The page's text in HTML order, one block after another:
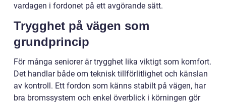
vardagen i fordonet på ett avgörande sätt.
Trygghet på vägen som
grundprincip
För många seniorer är trygghet lika viktigt som komfort.
Det handlar både om teknisk tillförlitlighet och känslan
av kontroll. Ett fordon som känns stabilt på vägen, har
bra bromssystem och enkel överblick i körningen gör